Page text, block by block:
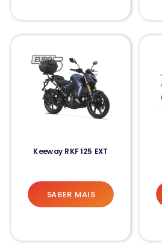
Keeway RKF 125 EXT
SABER MAIS